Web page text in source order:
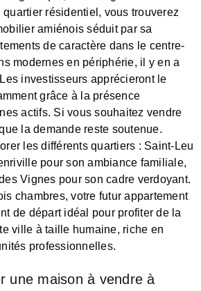
résidentiel, vous trouverez
amiénois séduit par sa
de caractère dans le centre-
modernes en périphérie, il y en a
investisseurs apprécieront le
grâce à la présence
actifs. Si vous souhaitez vendre
la demande reste soutenue.
les différents quartiers : Saint-Leu
pour son ambiance familiale,
Vignes pour son cadre verdoyant.
chambres, votre futur appartement
de départ idéal pour profiter de la
ville à taille humaine, riche en
professionnelles.
une maison à vendre à